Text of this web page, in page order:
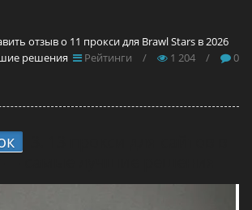
отзыв о 11 прокси для Brawl Stars в 2026
решения
Рейтинги / 1 204 / 0